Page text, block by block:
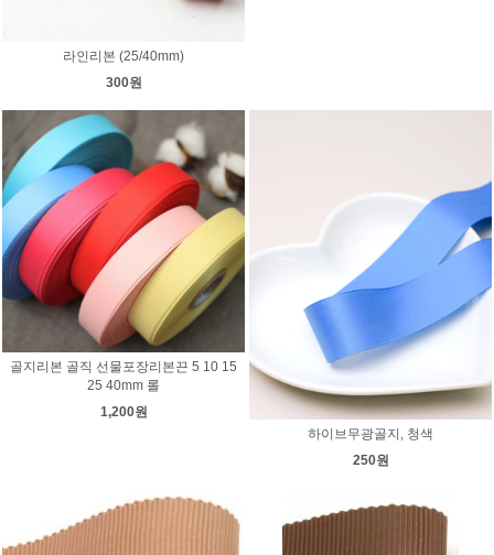
라인리본 (25/40mm)
300원
골지리본 골직 선물포장리본끈 5 10 15
25 40mm 롤
1,200원
하이브무광골지, 청색
250원